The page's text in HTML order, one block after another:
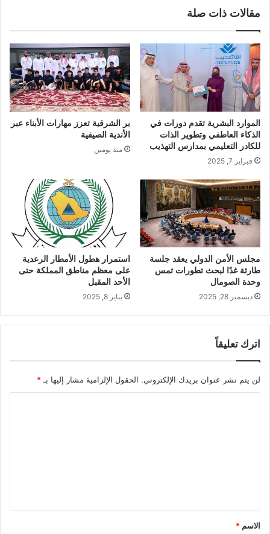
مقالات ذات صلة
الموارد البشرية تقدم دورات في
الذكاء العاطفي وتطوير الذات
للكادر التعليمي بمدارس التهذيب
فبراير 7, 2025
بر الشرقية تعزز مهارات الأبناء عبر
الأندية الصيفية
منذ يومين
مجلس الأمن الدولي يعقد جلسة
طارئة غدًا لبحث تطورات تمس
وحدة الصومال
ديسمبر 28, 2025
استمرار هطول الأمطار الرعدية
على معظم مناطق المملكة حتى
الأحد المقبل
يناير 8, 2025
اترك تعليقاً
لن يتم نشر عنوان بريدك الإلكتروني. الحقول الإلزامية مشار إليها بـ *
ق
*
الاسم *